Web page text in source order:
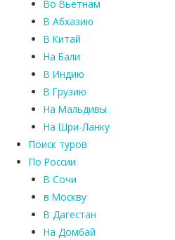
Во Вьетнам
В Абхазию
В Китай
На Бали
В Индию
В Грузию
На Мальдивы
На Шри-Ланку
Поиск туров
По России
В Сочи
в Москву
В Дагестан
На Домбай